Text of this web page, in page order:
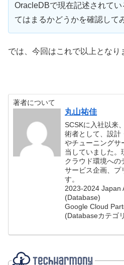
OracleDBで現在記述されて
てはまるかどうかを確認して
では、今回はこれで以上となり
著者について
丸山祐佳
SCSKに入社以来
術者として、設計
やチューニングサ
当していました。
クラウド環境への
サービス企画、プ
す。
2023-2024 Japan
(Database)
Google Cloud
(Databaseカテゴ